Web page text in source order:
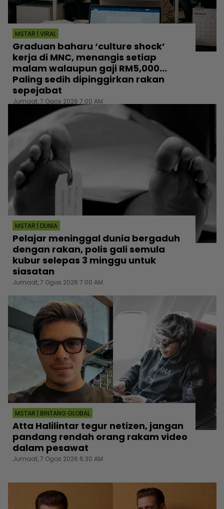
MSTAR | VIRAL
Graduan baharu ‘culture shock’
kerja di MNC, menangis setiap
malam walaupun gaji RM5,000...
Paling sedih dipinggirkan rakan
sepejabat
Jumaat, 7 Ogos 2026 7:00 AM
MSTAR | DUNIA
Pelajar meninggal dunia bergaduh
dengan rakan, polis gali semula
kubur selepas 3 minggu untuk
siasatan
Jumaat, 7 Ogos 2026 7:00 AM
MSTAR | BINTANG GLOBAL
Atta Halilintar tegur netizen, jangan
pandang rendah orang rakam video
dalam pesawat
Jumaat, 7 Ogos 2026 6:30 AM